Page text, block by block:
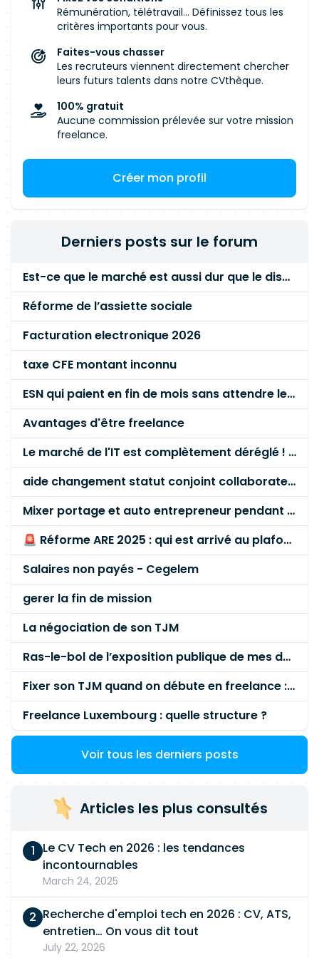
Développement Back-end (environ 80
%)Concevoir, développer et maintenir des
applications et services Java / Spring Boot.
Développer, maintenir et faire évoluer les API
REST. Participer aux choix d'architecture et à la
corrective et évolutive des applications.
Garantir la qualité, les performances et la
code et aux actions d'amélioration continue.
Développement Front-end (environ 20
%)Développer et maintenir des interfaces
API Back-end aux interfaces Front-end. Corriger
les anomalies et optimiser les parcours
de l'expérience utilisateur. Activités et livrables :
Participer aux cérémonies Agile/Scrum (Daily,
Sprint Planning, Refinement, Review,
Rétrospective). Contribuer au découpage et à
l'estimation des User Stories. Développer les
tests unitaires et participer aux tests
d'intégration. Produire une documentation
technique adaptée aux développements
réalisés. Environnement technique
:Indispensable : Java Spring Boot API REST
Google Cloud Platform (GCP) Apprécié : React
Angular JavaScript TypeScript React Native
Rémunération, télétravail... Définissez tous les
critères importants pour vous.
Faites-vous chasser
Les recruteurs viennent directement chercher
leurs futurs talents dans notre CVthèque.
100% gratuit
Aucune commission prélevée sur votre mission
freelance.
Créer mon profil
Derniers posts sur le forum
Est-ce que le marché est aussi dur que le disent les commerciaux ?
Réforme de l’assiette sociale
Facturation electronique 2026
taxe CFE montant inconnu
ESN qui paient en fin de mois sans attendre le paiement client ?
Avantages d'être freelance
Le marché de l'IT est complètement déréglé ! STOP à cette mascarade ! Il faut s'unir et résister !
aide changement statut conjoint collaborateur
Mixer portage et auto entrepreneur pendant des années - quel risque ?
🚨 Réforme ARE 2025 : qui est arrivé au plafond des 60 % en gardant son entreprise ?
Salaires non payés - Cegelem
gerer la fin de mission
La négociation de son TJM
Ras-le-bol de l’exposition publique de mes données personnelles liées à mon entreprise
Fixer son TJM quand on débute en freelance : la méthode mathématique (et pas au feeling) 🛑
Freelance Luxembourg : quelle structure ?
Voir tous les derniers posts
Articles les plus consultés
Le CV Tech en 2026 : les tendances
incontournables
March 24, 2025
Recherche d'emploi tech en 2026 : CV, ATS,
entretien… On vous dit tout
July 22, 2026